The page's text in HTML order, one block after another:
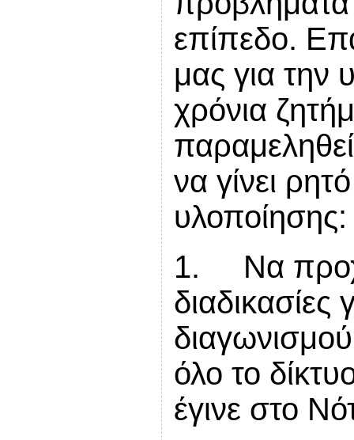
επίπεδο.
μας για την
χρόνια
να γίνει
υλοποίησης:
1. Να
όλο το
έγινε στο